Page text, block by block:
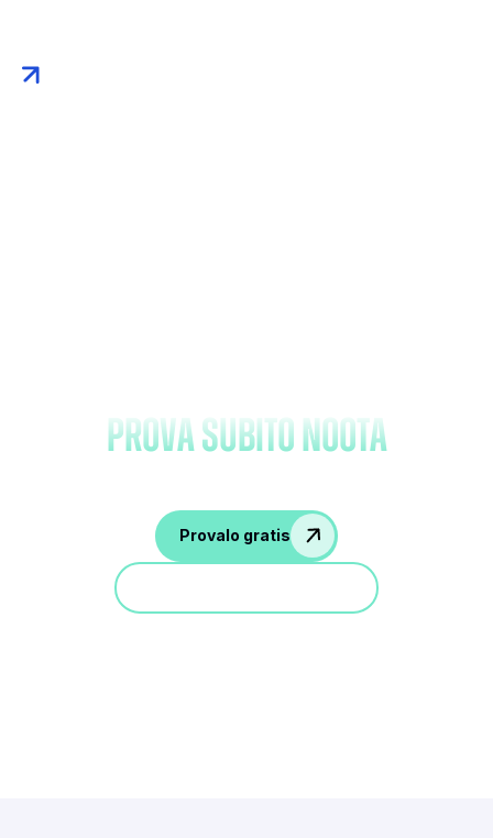
prova subito Noota
Provalo gratis